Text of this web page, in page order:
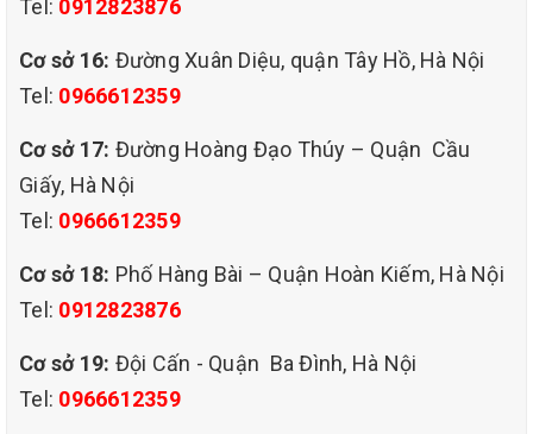
bởi việc giặt thảm không chỉ đòi hỏi những máy móc, hoá chất
chuyên dụng mà còn đòi hỏi tính kỹ thuật lành nghề cao.
thảm chuyên nghiệp luôn là lựa chọn ưu tiên hàng đầu của người
dùng thảm.
Tel: 0912823876
Cơ sở 16: Đường Xuân Diệu, quận Tây Hồ, Hà Nội
Tel: 0966612359
Cơ sở 17: Đường Hoàng Đạo Thúy – Quận Cầu
Giấy, Hà Nội
Tel: 0966612359
Cơ sở 18: Phố Hàng Bài – Quận Hoàn Kiếm, Hà Nội
Tel: 0912823876
Cơ sở 19: Đội Cấn - Quận Ba Đình, Hà Nội
Tel: 0966612359